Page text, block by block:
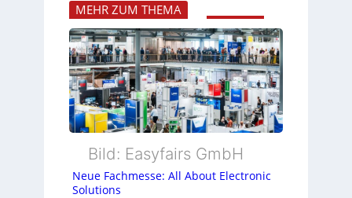
MEHR ZUM THEMA
Bild: Easyfairs GmbH
Neue Fachmesse: All About Electronic
Solutions